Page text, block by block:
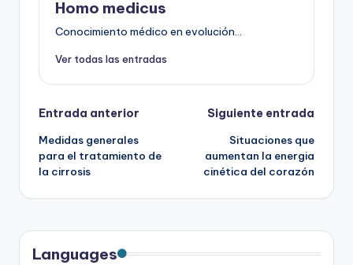
Homo medicus
Conocimiento médico en evolución...
Ver todas las entradas
Navegación
de
entradas
Entrada anterior
Medidas generales
para el tratamiento de
la cirrosis
Siguiente entrada
Situaciones que
aumentan la energia
cinética del corazón
Languages